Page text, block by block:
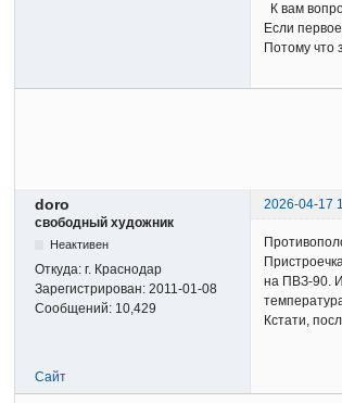
К вам
Если
Потому что
doro
2026-04-17
свободный художник
Неактивен
Откуда:г. Краснодар
Зарегистрирован:2011-01-08
Сообщений: 10,429
на ПВЗ-90. И
Кстати,
Сайт